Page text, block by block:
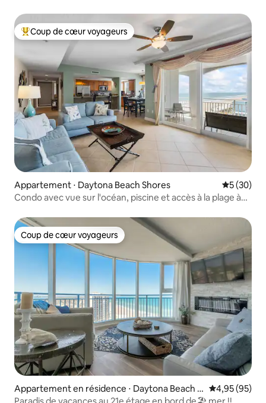
Coups de cœur voyageurs les plus appréciés
Coup de cœur voyageurs
Appartement ⋅ Daytona Beach Shores
5 (30)
Condo avec vue sur l'océan, piscine et accès à la plage à
Coup de cœur voyageurs
Coup de cœur voyageurs
Appartement en résidence ⋅ Daytona Beach S
hores
Évaluation
4,95 (95)